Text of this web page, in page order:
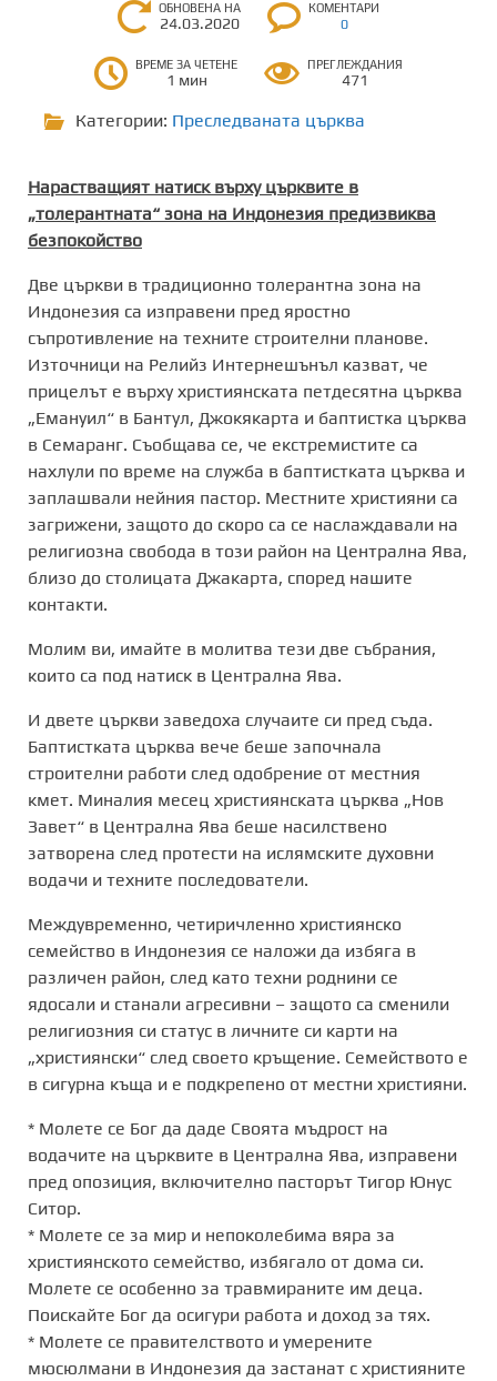
ОБНОВЕНА НА
24.03.2020
КОМЕНТАРИ
0
ВРЕМЕ ЗА ЧЕТЕНЕ
1 мин
ПРЕГЛЕЖДАНИЯ
471
Категории: Преследваната църква
Нарастващият натиск върху църквите в
„толерантната“ зона на Индонезия предизвиква
безпокойство
Две църкви в традиционно толерантна зона на
Индонезия са изправени пред яростно
съпротивление на техните строителни планове.
Източници на Релийз Интернешънъл казват, че
прицелът е върху християнската петдесятна църква
„Емануил“ в Бантул, Джокякарта и баптистка църква
в Семаранг. Съобщава се, че екстремистите са
нахлули по време на служба в баптистката църква и
заплашвали нейния пастор. Местните християни са
загрижени, защото до скоро са се наслаждавали на
религиозна свобода в този район на Централна Ява,
близо до столицата Джакарта, според нашите
контакти.
Молим ви, имайте в молитва тези две събрания,
които са под натиск в Централна Ява.
И двете църкви заведоха случаите си пред съда.
Баптистката църква вече беше започнала
строителни работи след одобрение от местния
кмет. Миналия месец християнската църква „Нов
Завет“ в Централна Ява беше насилствено
затворена след протести на ислямските духовни
водачи и техните последователи.
Междувременно, четиричленно християнско
семейство в Индонезия се наложи да избяга в
различен район, след като техни роднини се
ядосали и станали агресивни – защото са сменили
религиозния си статус в личните си карти на
„християнски“ след своето кръщение. Семейството е
в сигурна къща и е подкрепено от местни християни.
* Молете се Бог да даде Своята мъдрост на
водачите на църквите в Централна Ява, изправени
пред опозиция, включително пасторът Тигор Юнус
Ситор.
* Молете се за мир и непоколебима вяра за
християнското семейство, избягало от дома си.
Молете се особенно за травмираните им деца.
Поискайте Бог да осигури работа и доход за тях.
* Молете се правителството и умерените
мюсюлмани в Индонезия да застанат с християните